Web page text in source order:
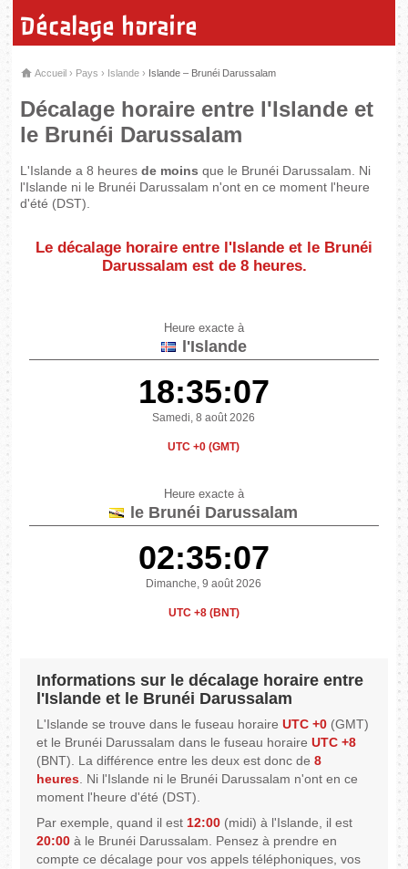
Décalage horaire
Accueil › Pays › Islande › Islande – Brunéi Darussalam
Décalage horaire entre l'Islande et
le Brunéi Darussalam
L'Islande a 8 heuresde moins que le Brunéi Darussalam. Ni
l'Islande ni le Brunéi Darussalam n'ont en ce moment l'heure
d'été (DST).
Le décalage horaire entre l'Islande et le Brunéi
Darussalam est de 8 heures.
Heure exacte à
l'Islande
18:35:07
Samedi, 8 août 2026
UTC +0 (GMT)
Heure exacte à
le Brunéi Darussalam
02:35:07
Dimanche, 9 août 2026
UTC +8 (BNT)
Informations sur le décalage horaire entre
l'Islande et le Brunéi Darussalam
L'Islande se trouve dans le fuseau horaireUTC +0 (GMT)
et le Brunéi Darussalam dans le fuseau horaireUTC +8
(BNT). La différence entre les deux est donc de8
heures. Ni l'Islande ni le Brunéi Darussalam n'ont en ce
moment l'heure d'été (DST).
Par exemple, quand il est12:00 (midi) à l'Islande, il est
20:00 à le Brunéi Darussalam. Pensez à prendre en
compte ce décalage pour vos appels téléphoniques, vos